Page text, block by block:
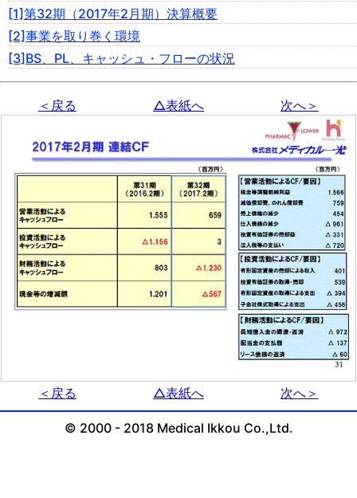
[1]第32期（2017年2月期）決算概要
[2]事業を取り巻く環境
[3]BS、PL、キャッシュ・フローの状況
＜戻る △表紙へ 次へ＞
＜戻る △表紙へ 次へ＞
© 2000 - 2018 Medical Ikkou Co.,Ltd.